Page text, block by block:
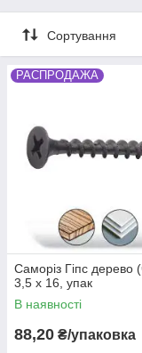
Сортування
РАСПРОДАЖА
Саморіз Гіпс дерево
3,5 х 16, упак
В наявності
88,20 ₴/упаковка